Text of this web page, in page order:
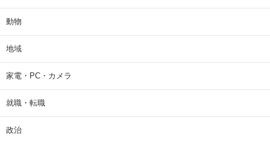
動物
地域
家電・PC・カメラ
就職・転職
政治